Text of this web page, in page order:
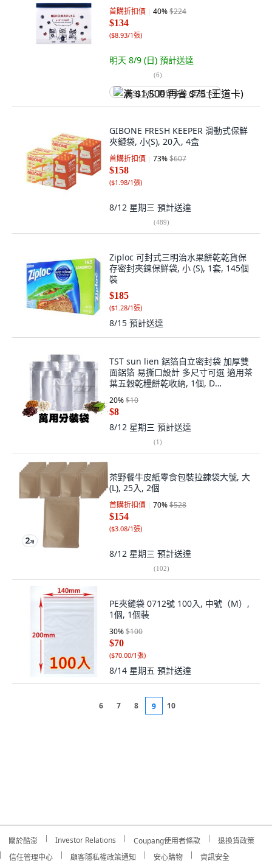
SS(20 × 15 x 4cm), 15個, 1組
首購折扣價 40%$224
$134
($8.93/1張)
明天 8/9 (日) 預計送達
(6)
满 $1,500 再省 $75 (王道卡)
GIBONE FRESH KEEPER 滑動式保鮮
夾鏈袋, 小(S), 20入, 4盒
首購折扣價 73%$607
$158
($1.98/1張)
8/12 星期三 預計送達
(489)
Ziploc 可封式三明治水果餅乾乾貨保
存密封夾鍊保鮮袋, 小 (S), 1套, 145個
裝
$185
($1.28/1張)
8/15 預計送達
TST sun lien 鋁箔自立密封袋 加厚雙
面鋁箔 易撕口設計 多尺寸可選 適用茶
葉五穀乾糧餅乾收納, 1個, D
(15x22cm) 單入
20%$10
$8
8/12 星期三 預計送達
(1)
茶野餐牛皮紙零食包裝拉鍊袋大號, 大
(L), 25入, 2個
首購折扣價 70%$528
$154
($3.08/1張)
8/12 星期三 預計送達
(102)
PE夾鏈袋 0712號 100入, 中號（M）,
1個, 1個裝
30%$100
$70
($70.00/1張)
8/14 星期五 預計送達
6 7 8 9 10
關於酷澎 Investor Relations Coupang使用者條款
退換貨政策
信任管理中心
顧客隱私權政策通知 安心購物 資訊安全